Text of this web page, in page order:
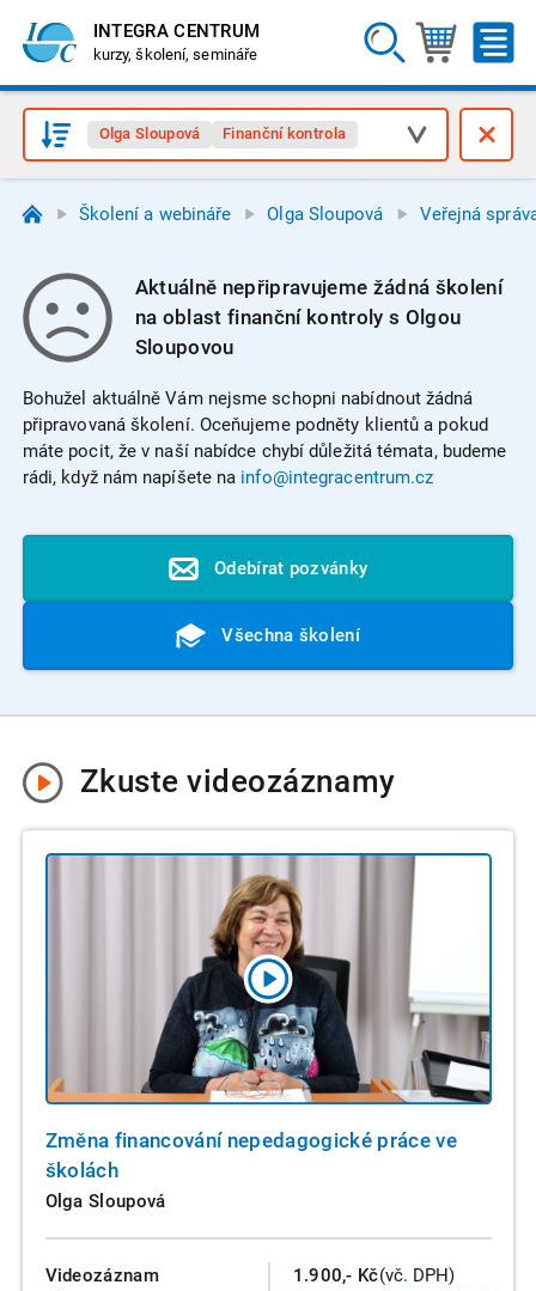
INTEGRA CENTRUM
kurzy, školení, semináře
Olga Sloupová Finanční kontrola
Školení a webináře Olga Sloupová Veřejná
Aktuálně nepřipravujeme žádná školení
na oblast finanční kontroly s Olgou
Sloupovou
Bohužel aktuálně Vám nejsme schopni nabídnout žádná
připravovaná školení. Oceňujeme podněty klientů a pokud
máte pocit, že v naší nabídce chybí důležitá témata, budeme
rádi, když nám napíšete na info@integracentrum.cz
Odebírat pozvánky
Všechna školení
Zkustevideozáznamy
Změna financování nepedagogické práce ve
školách
Olga Sloupová
Videozáznam
1.900,- Kč(vč. DPH)